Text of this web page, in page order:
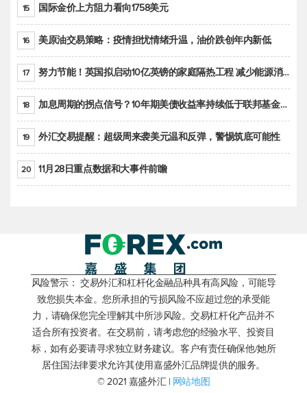
15 国际金价上方阻力看向1758美元
16 美原油交易策略：疫情担忧情绪升温，油价跌创年内新低
17 努力节能！英国拟启动10亿英镑的家庭隔热工程 减少能源消耗
18 加息周期的拐点信号？10年期美债收益率持续低于联邦基金利率目标区间
19 外汇交易提醒：超级周来袭美元温和反弹，警惕筑底可能性
20 11月28日重点数据和大事件前瞻
风险警示： 交易外汇和杠杆化金融品种具有高风险，可能导
致您损失本金。您所承担的亏损风险不应超过您的承受能
力，请确保您完全理解其中所涉风险。交易杠杆化产品并不
适合所有投资者。在交易前，请考虑您的经验水平、投资目
标，如有必要请寻求独立财务建议。客户有责任确保他/她所
居住国法律要求允许其使用嘉盛外汇品牌提供的服务。
© 2021 嘉盛外汇 | 网站地图